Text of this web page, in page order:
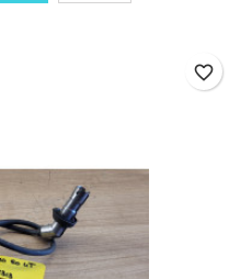
favorite_border